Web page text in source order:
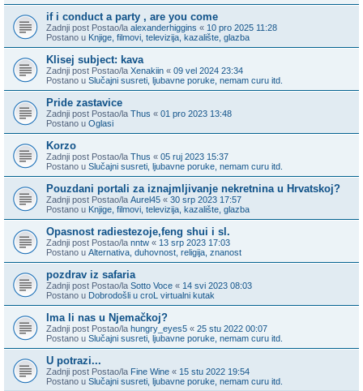
if i conduct a party , are you come
Zadnji post Postao/la alexanderhiggins « 10 pro 2025 11:28
Postano u Knjige, filmovi, televizija, kazalište, glazba
Klisej subject: kava
Zadnji post Postao/la Xenakiin « 09 vel 2024 23:34
Postano u Slučajni susreti, ljubavne poruke, nemam curu itd.
Pride zastavice
Zadnji post Postao/la Thus « 01 pro 2023 13:48
Postano u Oglasi
Korzo
Zadnji post Postao/la Thus « 05 ruj 2023 15:37
Postano u Slučajni susreti, ljubavne poruke, nemam curu itd.
Pouzdani portali za iznajmljivanje nekretnina u Hrvatskoj?
Zadnji post Postao/la Aurel45 « 30 srp 2023 17:57
Postano u Knjige, filmovi, televizija, kazalište, glazba
Opasnost radiestezoje,feng shui i sl.
Zadnji post Postao/la nntw « 13 srp 2023 17:03
Postano u Alternativa, duhovnost, religija, znanost
pozdrav iz safaria
Zadnji post Postao/la Sotto Voce « 14 svi 2023 08:03
Postano u Dobrodošli u croL virtualni kutak
Ima li nas u Njemačkoj?
Zadnji post Postao/la hungry_eyes5 « 25 stu 2022 00:07
Postano u Slučajni susreti, ljubavne poruke, nemam curu itd.
U potrazi...
Zadnji post Postao/la Fine Wine « 15 stu 2022 19:54
Postano u Slučajni susreti, ljubavne poruke, nemam curu itd.